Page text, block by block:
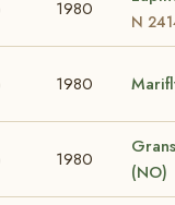
1980
N
1980
1980
(NO)